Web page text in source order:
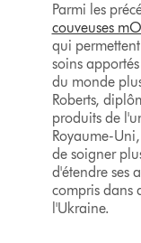
Parmi les
couveuses
qui
soins
du monde
Roberts,
produits de
Royaume-
de soigner
d'étendre ses
compris dans
l'Ukraine.